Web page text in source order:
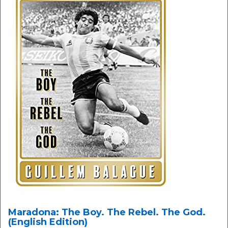
Maradona: The Boy. The Rebel. The God.
(English Edition)